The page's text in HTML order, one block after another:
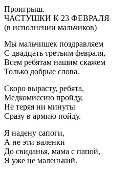
Проигрыш.
ЧАСТУШКИ К 23 ФЕВРАЛЯ
(в исполнении мальчиков)
Мы мальчишек поздравляем
С двадцать третьим февраля,
Всем ребятам нашим скажем
Только добрые слова.
Скоро вырасту, ребята,
Медкомиссию пройду,
Не теряя ни минуты
Сразу в армию пойду.
Я надену сапоги,
А не эти валенки
До свиданья, мама с папой,
Я уже не маленький.